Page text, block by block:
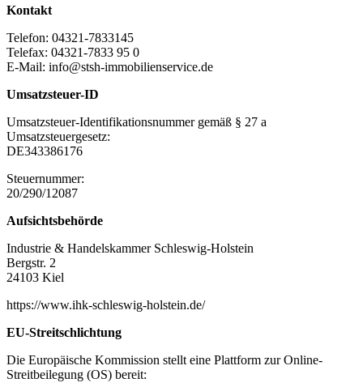
Kontakt
Telefon: 04321-7833145
Telefax: 04321-7833 95 0
E-Mail: info@stsh-immobilienservice.de
Umsatzsteuer-ID
Umsatzsteuer-Identifikationsnummer gemäß § 27 a
Umsatzsteuergesetz:
DE343386176
Steuernummer:
20/290/12087
Aufsichtsbehörde
Industrie & Handelskammer Schleswig-Holstein
Bergstr. 2
24103 Kiel
https://www.ihk-schleswig-holstein.de/
EU-Streitschlichtung
Die Europäische Kommission stellt eine Plattform zur Online-
Streitbeilegung (OS) bereit: